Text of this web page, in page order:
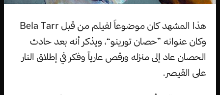
هذا المشهد كان موضوعاً لفيلم من قبل Bela Tarr
وكان عنوانه ”حصان تورينو“، ويذكر أنه بعد حادث
الحصان عاد إلى منزله ورقص عارياً وفكر في إطلاق النار
على القيصر.